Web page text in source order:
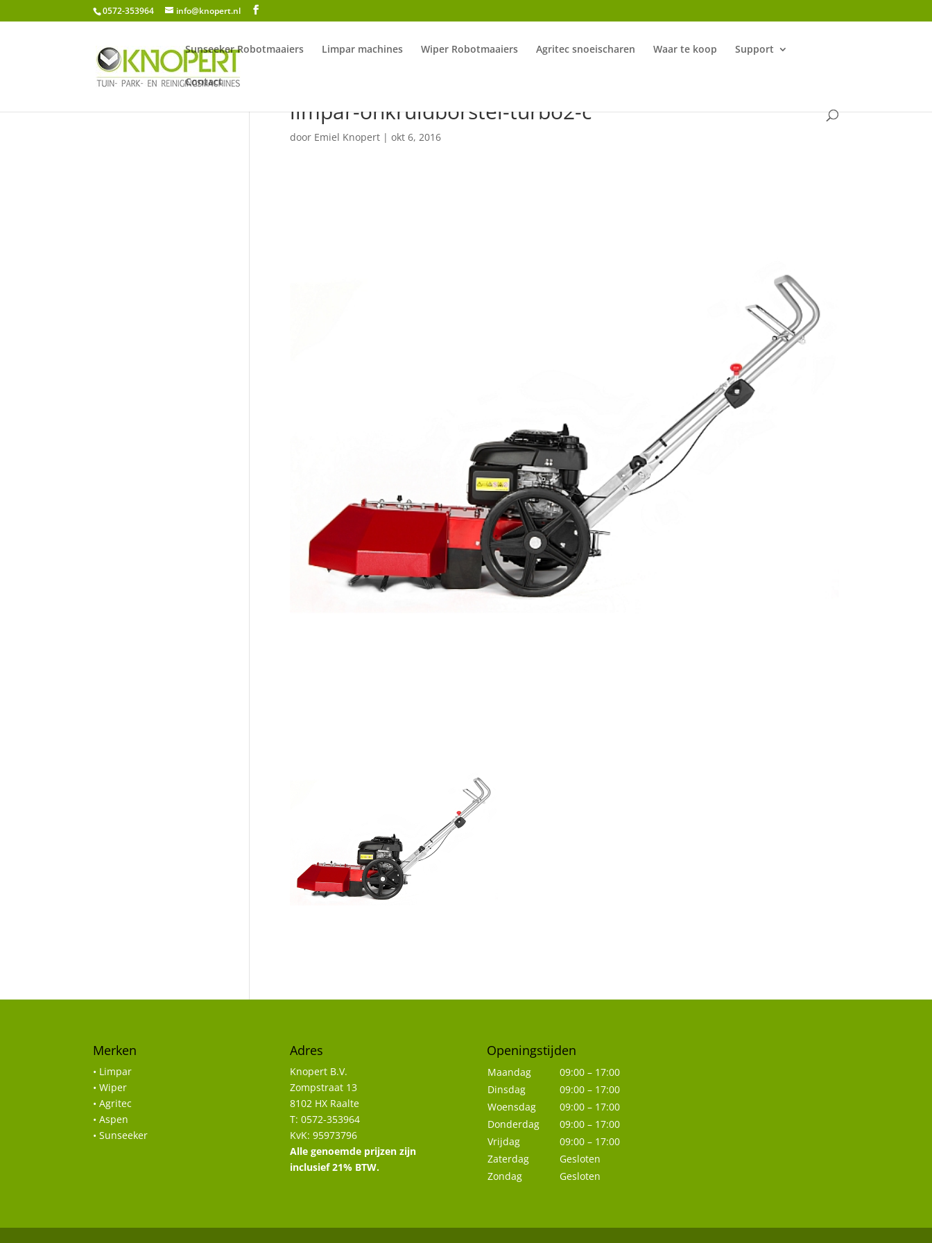
0572-353964 info@knopert.nl
Sunseeker Robotmaaiers Limpar machines Wiper Robotmaaiers Agritec snoeischaren Waar te koop Support
Contact
limpar-onkruidborstel-turbo2-c
door Emiel Knopert| okt 6, 2016
Merken
• Limpar
• Wiper
• Agritec
• Aspen
• Sunseeker
Adres
Knopert B.V.
Zompstraat 13
8102 HX Raalte
T: 0572-353964
KvK: 95973796
Alle genoemde prijzen zijn
inclusief 21% BTW.
Openingstijden
Maandag
09:00 – 17:00
Dinsdag
09:00 – 17:00
Woensdag
09:00 – 17:00
Donderdag
09:00 – 17:00
Vrijdag
09:00 – 17:00
Zaterdag
Gesloten
Zondag
Gesloten